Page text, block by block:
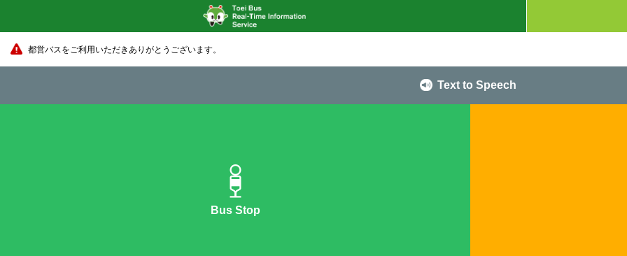
都営バスをご利用いただきありがとうございます。
Text to Speech
Bus Stop